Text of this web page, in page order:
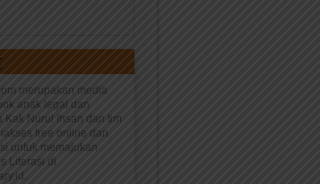
merupakan media
anak legal dan
Kak Nurul Ihsan dan tim
free online dan
untuk memajukan
Literasi di